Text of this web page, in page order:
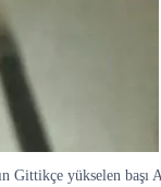
Gittikçe yükselen